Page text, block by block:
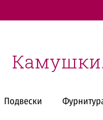
Подвески